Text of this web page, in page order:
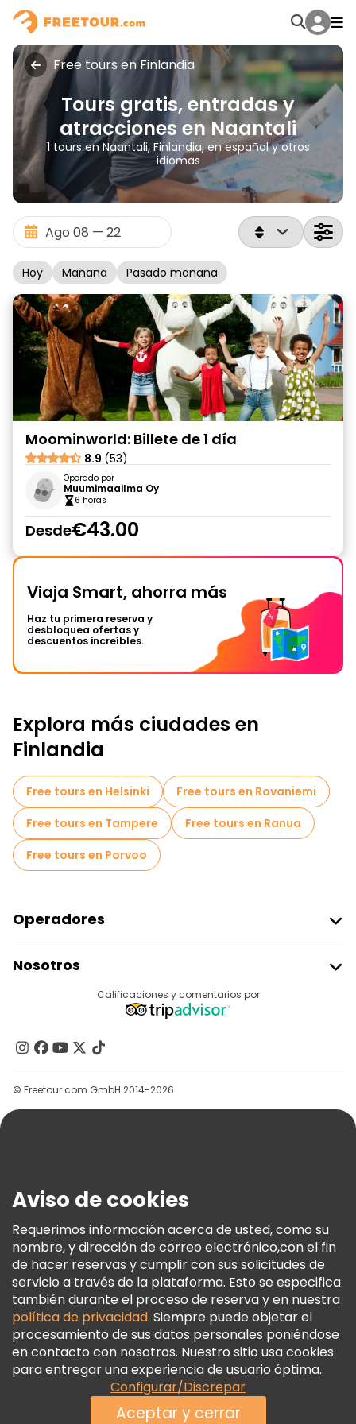
Free tours en Finlandia
Tours gratis, entradas y
atracciones en Naantali
1 tours en Naantali, Finlandia, en español y otros
idiomas
Hoy Mañana Pasado mañana
Moominworld: Billete de 1 día
8.9 (53)
Operado por
Muumimaailma Oy
6 horas
Desde€43.00
Viaja Smart, ahorra más
Haz tu primera reserva y
desbloquea ofertas y
descuentos increíbles.
Explora más ciudades en
Finlandia
Free tours en Helsinki
Free tours en Rovaniemi
Free tours en Tampere
Free tours en Ranua
Free tours en Porvoo
Operadores
Acceder Como Proveedor
Programa De Afiliados
Nosotros
Contacto
Grupos
Ayuda
Términos E Información Legal
Política De Cookies
Freetour Premios
Programa De Fidelidad
Calificaciones y comentarios por
© Freetour.com GmbH 2014-2026
Aviso de cookies
Requerimos información acerca de usted, como su
nombre, y dirección de correo electrónico,con el fin
de hacer reservas y cumplir con sus solicitudes de
servicio a través de la plataforma. Esto se especifica
también durante el proceso de reserva y en nuestra
política de privacidad. Siempre puede objetar el
procesamiento de sus datos personales poniéndose
en contacto con nosotros. Nuestro sitio usa cookies
para entregar una experiencia de usuario óptima.
Configurar/Discrepar
Aceptar y cerrar